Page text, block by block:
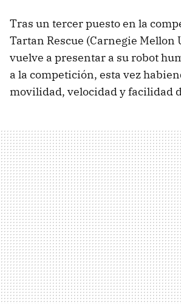
Tras un tercer puesto en la
Tartan Rescue (Carnegie Mellon
vuelve a presentar a su robot
a la competición, esta vez
movilidad, velocidad y facilidad